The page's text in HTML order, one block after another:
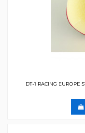
DT-1 RACING EUROPE